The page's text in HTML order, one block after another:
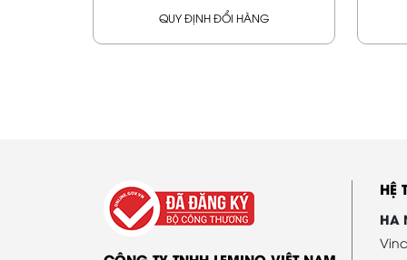
QUY ĐỊNH ĐỔI HÀNG
HỆ
HA